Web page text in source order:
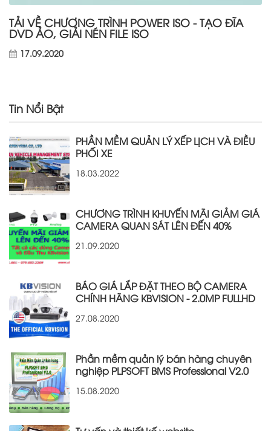
TẢI VỀ CHƯƠNG TRÌNH POWER ISO - TẠO ĐĨA
DVD ẢO, GIẢI NÉN FILE ISO
17.09.2020
Tin Nổi Bật
PHẦN MỀM QUẢN LÝ XẾP LỊCH VÀ ĐIỀU
PHỐI XE
18.03.2022
CHƯƠNG TRÌNH KHUYẾN MÃI GIẢM GIÁ
CAMERA QUAN SÁT LÊN ĐẾN 40%
21.09.2020
BÁO GIÁ LẮP ĐẶT THEO BỘ CAMERA
CHÍNH HÃNG KBVISION - 2.0MP FULLHD
27.08.2020
Phần mềm quản lý bán hàng chuyên
nghiệp PLPSOFT BMS Professional V2.0
15.08.2020